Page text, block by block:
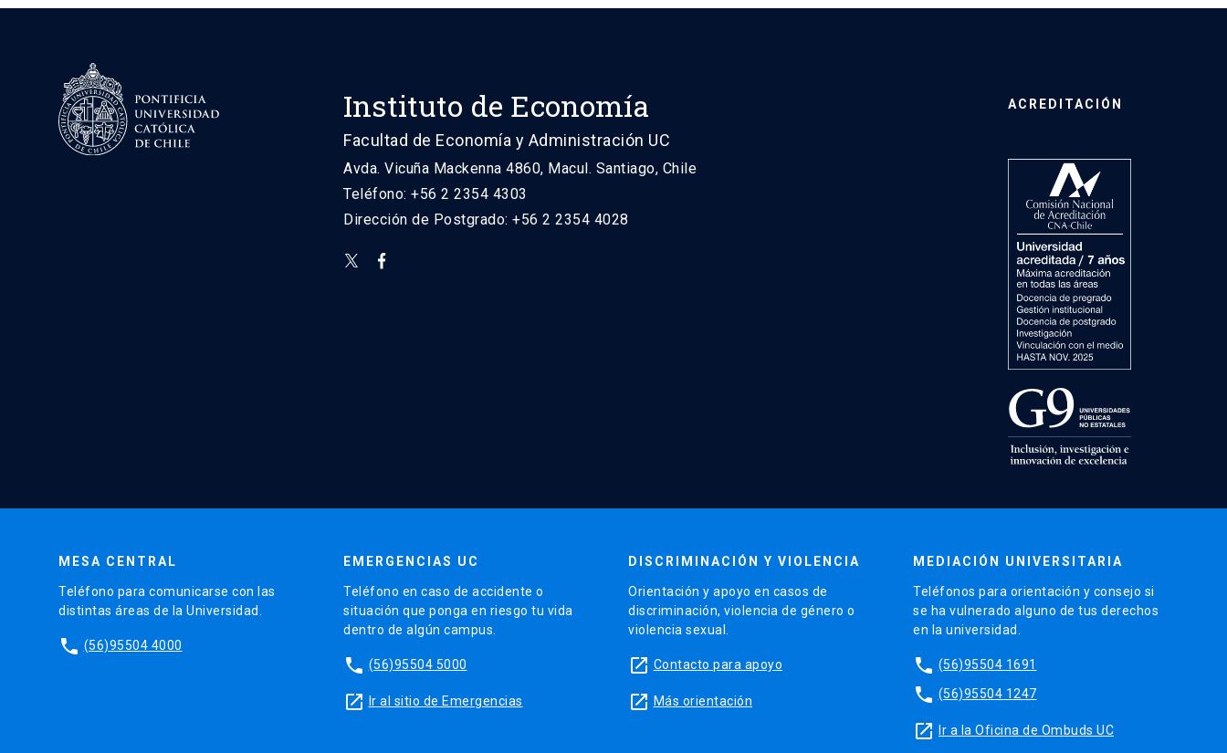
Instituto de Economía
Facultad de Economía y Administración UC
Avda. Vicuña Mackenna 4860, Macul. Santiago, Chile
Teléfono: +56 2 2354 4303
Dirección de Postgrado: +56 2 2354 4028
ACREDITACIÓN
MESA CENTRAL
Teléfono para comunicarse con las
distintas áreas de la Universidad.
phone (56)95504 4000
EMERGENCIAS UC
Teléfono en caso de accidente o
situación que ponga en riesgo tu vida
dentro de algún campus.
phone (56)95504 5000
launch Ir al sitio de Emergencias
DISCRIMINACIÓN Y VIOLENCIA
Orientación y apoyo en casos de
discriminación, violencia de género o
violencia sexual.
launch Contacto para apoyo
launch Más orientación
MEDIACIÓN UNIVERSITARIA
Teléfonos para orientación y consejo si
se ha vulnerado alguno de tus derechos
en la universidad.
phone (56)95504 1691
phone (56)95504 1247
launch Ir a la Oficina de Ombuds UC